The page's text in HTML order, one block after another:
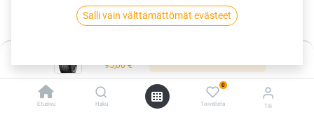
95,00€
Etusivu Haku
0
Toivelista Tili
BLUEARTH-ES ES32
Salli vain välttämättömät evästeet